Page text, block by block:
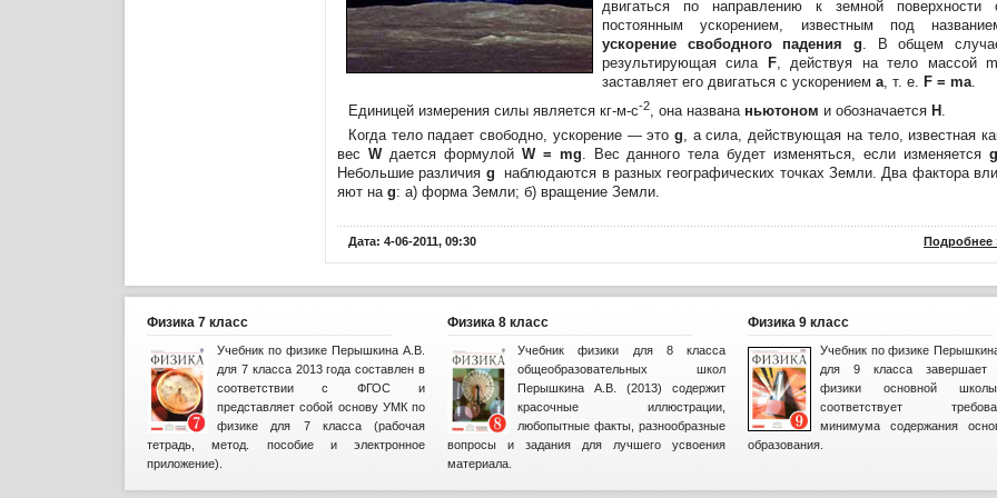
дви­гаться по направлению к земной по­верхности
постоянным ускорением, известным под
ускорение свободного падения g. В общем
результирующая сила
F, действуя на тело массой
заставляет его дви­гаться с ускорением а, т. е. F = ma.
Единицей измерения силы явля­ется кг-м-с-2, она названа ньюто­ном и обозначается Н .
Когда тело падает свободно, уско­рение — это g, а сила, действую­щая на тело, известная
вес Wдается формулой W = mg. Вес данно­го тела будет изменяться, если из­меняется
Небольшие различия g наблюдаются в разных географичес­ких точках Земли. Два фактора
яют на g: а) форма Земли; б) вра­щение Земли.
Дата: 4-06-2011, 09:30 Подробнее
Физика 7 класс
Учебник по физике Перышкина А.В.
для 7 класса 2013 года составлен в
соответствии с ФГОС и
представляет собой основу УМК по
физике для 7 класса (рабочая
тетрадь, метод. пособие и электронное
приложение).
Физика 8 класс
Учебник физики для 8 класса
общеобразовательных школ
Перышкина А.В. (2013) содержит
красочные иллюстрации,
любопытные факты, разнообразные
вопросы и задания для лучшего усвоения
материала.
Физика 9 класс
Учебник по физике
для 9 класса завершает
физики основной
соответствует
минимума содержания
образования.